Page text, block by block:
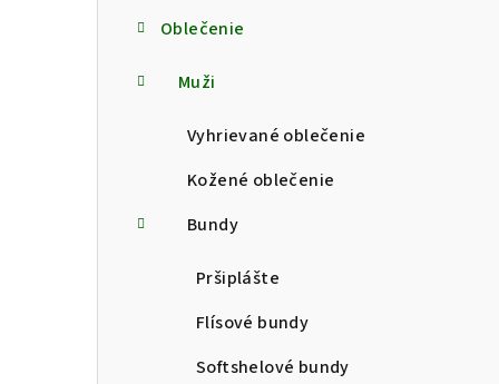
Oblečenie
Muži
Vyhrievané oblečenie
Kožené oblečenie
Bundy
Pršiplášte
Flísové bundy
Softshelové bundy